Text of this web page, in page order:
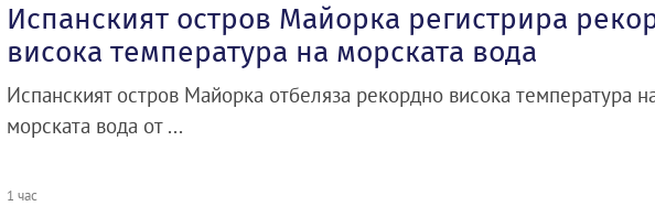
Испанският остров Майорка регистрира
висока температура на морската вода
Испанският остров Майорка отбеляза рекордно висока температура
морската вода от ...
1 час